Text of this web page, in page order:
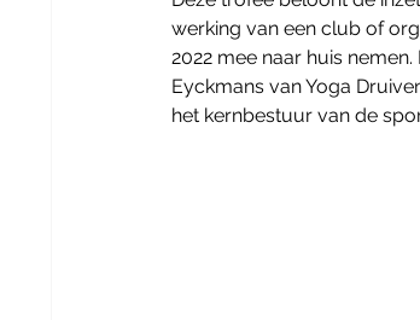
werking van een club of
2022 mee naar huis
Eyckmans van Yoga
het kernbestuur van de